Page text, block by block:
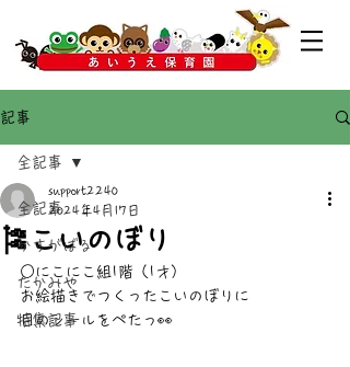
記事
全記事
かすがばる
たかみや
特集記事
全記事
🎏こいのぼり
support2240
2024年4月17日
○にこにこ組1階（1才）
お絵描きでつくったこいのぼりに
目のシールをぺたっ👀